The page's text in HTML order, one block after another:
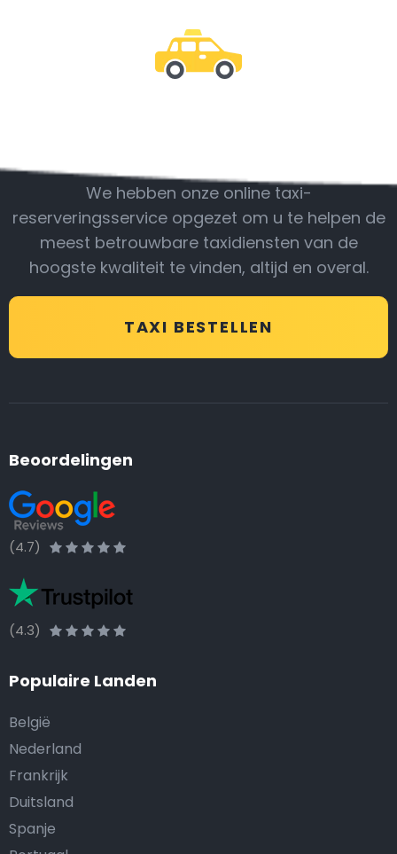
We hebben onze online taxi-
reserveringsservice opgezet om u te helpen de
meest betrouwbare taxidiensten van de
hoogste kwaliteit te vinden, altijd en overal.
TAXI BESTELLEN
Beoordelingen
(4.7)
(4.3)
Populaire Landen
België
Nederland
Frankrijk
Duitsland
Spanje